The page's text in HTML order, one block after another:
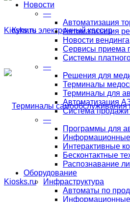
Новости
—
Автоматизация
Автоматизация
Новости вендинга
Сервисы приема
Системы
—
Решения для
Терминалы
Терминалы для
Автоматизация
Система продажи
—
Программы для
Интерактивные
Бесконтактные
Распознавание
Оборудование
Инфраструктура
Автоматы по
Информационные